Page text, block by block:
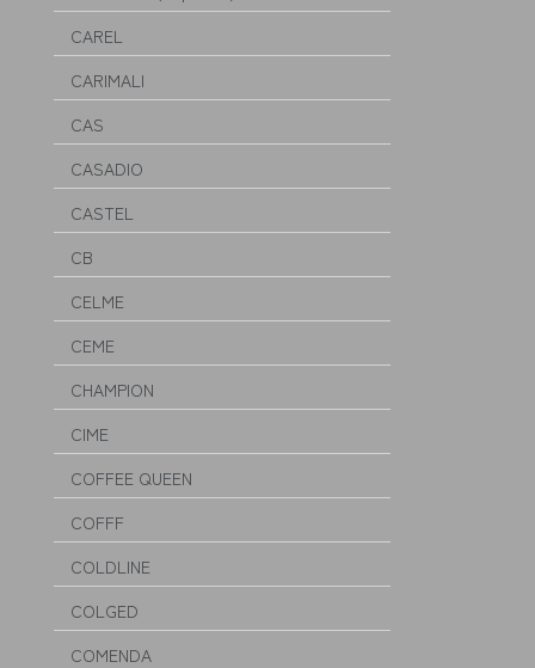
CAREL
CARIMALI
CAS
CASADIO
CASTEL
CB
CELME
CEME
CHAMPION
CIME
COFFEE QUEEN
COFFF
COLDLINE
COLGED
COMENDA